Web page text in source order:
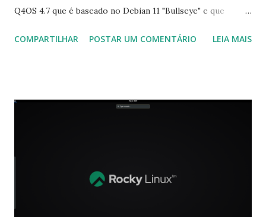
Q4OS 4.7 que é baseado no Debian 11 "Bullseye" e que
Environment. O anúncio de lançamento diz: "Uma
Debian Bullseye 11.1 mais recente. Bem como o ambiente de
de trazer correções de bugs, preservando a estabilidade
geral. Você pode encontrar as notas de versão completas
ambiente de desktop Trinity. No momento, estamos
COMPARTILHAR POSTAR UM COMENTÁRIO LEIA MAIS